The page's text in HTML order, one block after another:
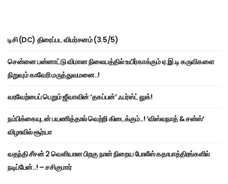
டிசி (DC) திரைப்பட விமர்சனம் (3.5/5)
சென்னை பன்னாட்டு விமான நிலையத்தில் உயிர்காக்கும் ஏ.இ.டி கருவிகளை
நிறுவும் காவேரி மருத்துவமனை..!
வரவேற்பைப் பெறும் ஜீவாவின் ‘தகப்பன்’ ஃபர்ஸ்ட் லுக்!
நம்பிக்கையுடன் பயணித்தால் வெற்றி கிடைக்கும்..! ‘விஸ்வநாத் & சன்ஸ்’
விழாவில் சூர்யா
வதந்தி சீசன் 2 வெளியான பிறகு நான் நிறைய போலீஸ் கதாபாத்திரங்களில்
நடிப்பேன்..! – சசிகுமார்